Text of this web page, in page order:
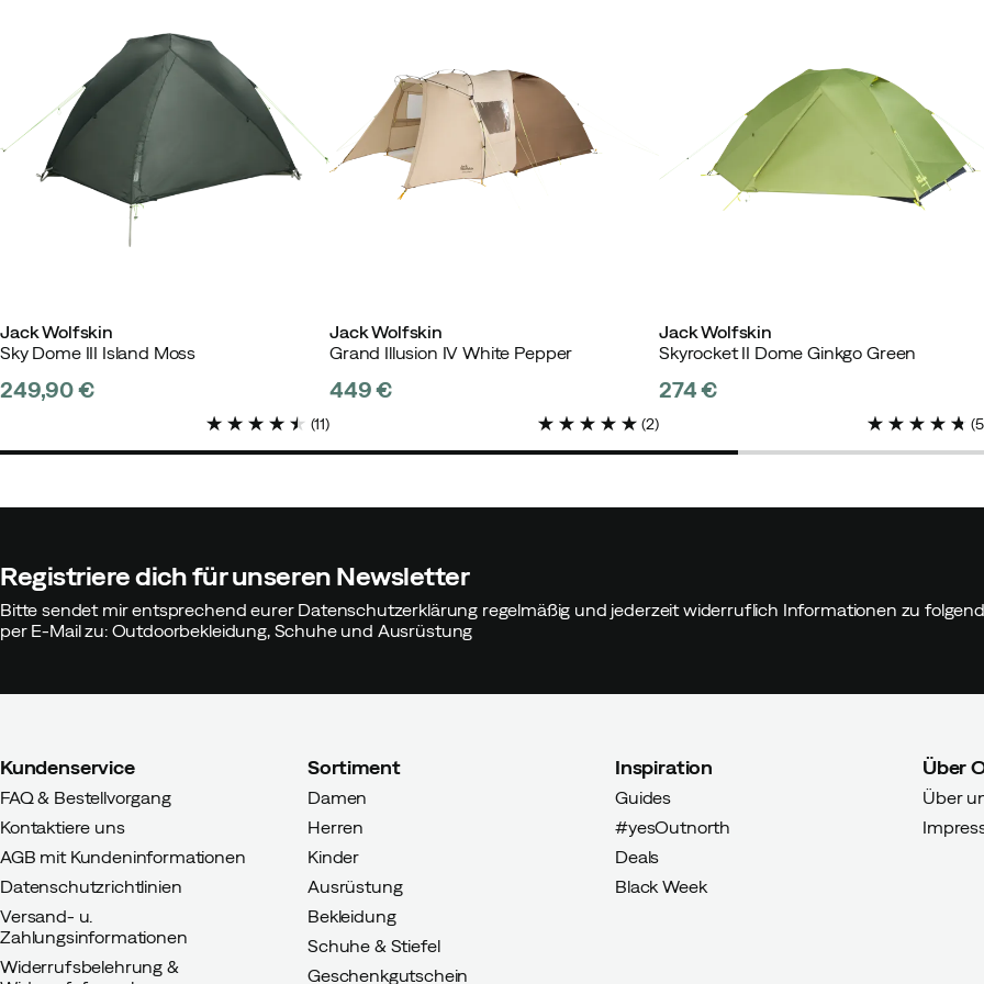
Passen:
Wie erwartet
Gewicht:
Phantom
Größe: 45
Jack Wolfskin
Sky Dome III Island Moss
249,90 €
(11)
Jack Wolfskin
Grand Illusion IV White Pepper
449 €
(2)
Jack Wolfskin
Skyrocket II Dome Ginkgo Green
274 €
(5
Registriere dich für unseren Newsletter
Bitte sendet mir entsprechend eurer Datenschutzerklärung regelmäßig und jederzeit widerruflich Informationen zu
per E-Mail zu: Outdoorbekleidung, Schuhe und Ausrüstung
Kundenservice
FAQ & Bestellvorgang
Kontaktiere uns
AGB mit Kundeninformationen
Datenschutzrichtlinien
Versand- u.
Zahlungsinformationen
Widerrufsbelehrung &
Sortiment
Damen
Herren
Kinder
Ausrüstung
Bekleidung
Schuhe & Stiefel
Geschenkgutschein
Inspiration
Guides
#yesOutnorth
Deals
Black Week
Über
Über